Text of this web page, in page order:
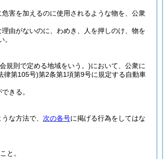
害を加えるのに使用されるような物を、公衆
由がないのに、わめき、人を押しのけ、物を
規則で定める地域をいう。)において、公衆に
律第105号)第2条第1項第9号に規定する自動車
きる。
な方法で、 次の各号に掲げる行為をしてはな
と。